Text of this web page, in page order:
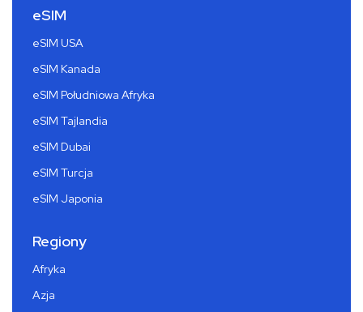
eSIM
eSIM USA
eSIM Kanada
eSIM Południowa Afryka
eSIM Tajlandia
eSIM Dubai
eSIM Turcja
eSIM Japonia
Regiony
Afryka
Azja